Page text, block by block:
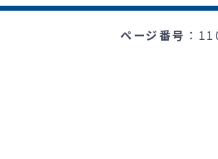
ページ番号